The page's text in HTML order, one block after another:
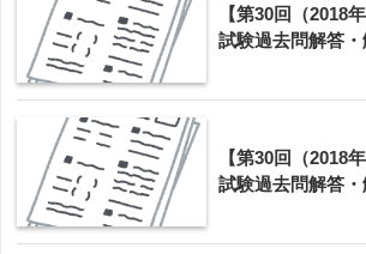
【第30回（2018
試験過去問解答
【第30回（2018
試験過去問解答